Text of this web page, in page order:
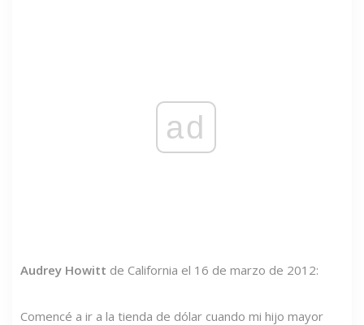
ad
Audrey Howitt de California el 16 de marzo de 2012:
Comencé a ir a la tienda de dólar cuando mi hijo mayor